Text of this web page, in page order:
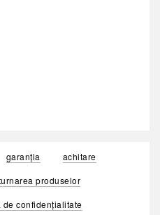
garanția
achitare
produselor
de confidențialitate